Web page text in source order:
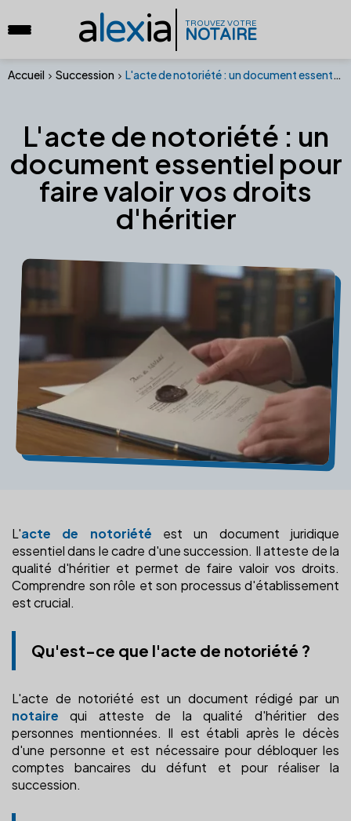
alexia TROUVEZ VOTRE
NOTAIRE
Accueil Succession L'acte de notoriété : un document essentiel pour faire valoir vos droits d'héritier
L'acte de notoriété : un
document essentiel pour
faire valoir vos droits
d'héritier
L'acte de notoriété est un document juridique
essentiel dans le cadre d'une succession. Il atteste de la
qualité d'héritier et permet de faire valoir vos droits.
Comprendre son rôle et son processus d'établissement
est crucial.
Qu'est-ce que l'acte de notoriété ?
L'acte de notoriété est un document rédigé par un
notaire qui atteste de la qualité d'héritier des
personnes mentionnées. Il est établi après le décès
d'une personne et est nécessaire pour débloquer les
comptes bancaires du défunt et pour réaliser la
succession.